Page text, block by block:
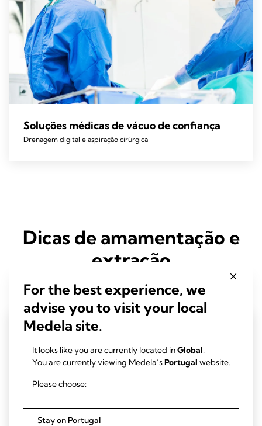
Soluções médicas de vácuo de confiança
Drenagem digital e aspiração cirúrgica
Dicas de amamentação e
extração
For the best experience, we
advise you to visit your local
Medela site.
It looks like you are currently located inGlobal.
You are currently viewing Medela’sPortugal website.
Please choose:
Stay on Portugal